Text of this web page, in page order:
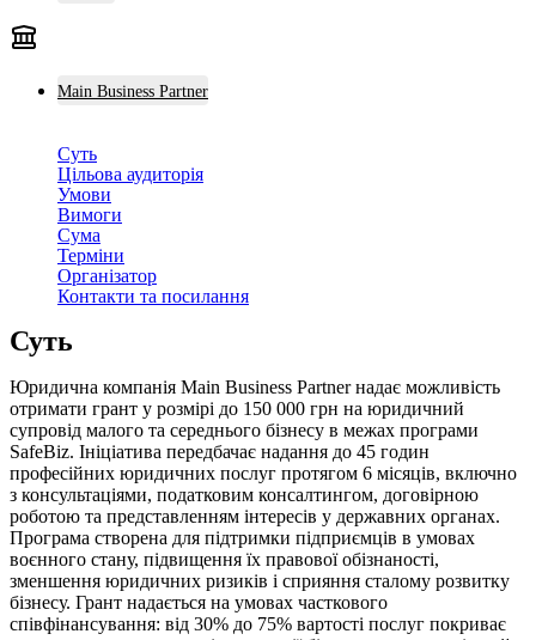
Main Business Partner
Суть
Цільова аудиторія
Умови
Вимоги
Сума
Терміни
Організатор
Контакти та посилання
Суть
Юридична компанія Main Business Partner надає можливість
отримати грант у розмірі до 150 000 грн на юридичний
супровід малого та середнього бізнесу в межах програми
SafeBiz. Ініціатива передбачає надання до 45 годин
професійних юридичних послуг протягом 6 місяців, включно
з консультаціями, податковим консалтингом, договірною
роботою та представленням інтересів у державних органах.
Програма створена для підтримки підприємців в умовах
воєнного стану, підвищення їх правової обізнаності,
зменшення юридичних ризиків і сприяння сталому розвитку
бізнесу. Грант надається на умовах часткового
співфінансування: від 30% до 75% вартості послуг покриває